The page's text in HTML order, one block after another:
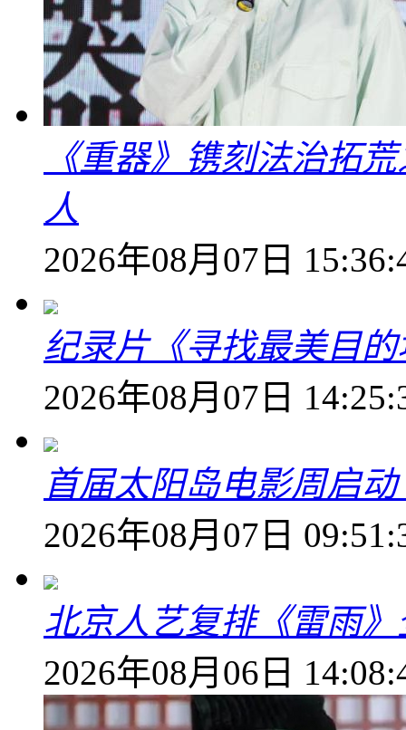
《重器》镌刻法治拓
人
2026年08月07日
纪录片《寻找最美目
2026年08月07日
首届太阳岛电影周启
2026年08月07日
北京人艺复排《雷雨》
2026年08月06日